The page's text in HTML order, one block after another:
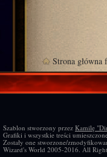
Strona główna
Szablon stworzony przez Kamilę
Grafiki i wszystkie treści
Zostały one stworzone/
Wizard's World 2005-2016. All